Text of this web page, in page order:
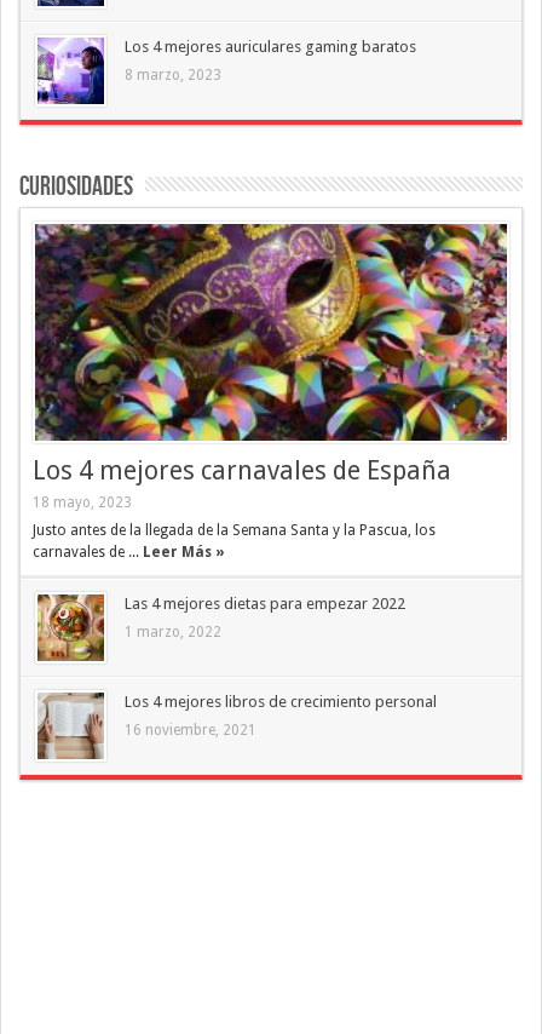
Los 4 mejores auriculares gaming baratos
8 marzo, 2023
Curiosidades
Los 4 mejores carnavales de España
18 mayo, 2023
Justo antes de la llegada de la Semana Santa y la Pascua, los
carnavales de ... Leer Más »
Las 4 mejores dietas para empezar 2022
1 marzo, 2022
Los 4 mejores libros de crecimiento personal
16 noviembre, 2021